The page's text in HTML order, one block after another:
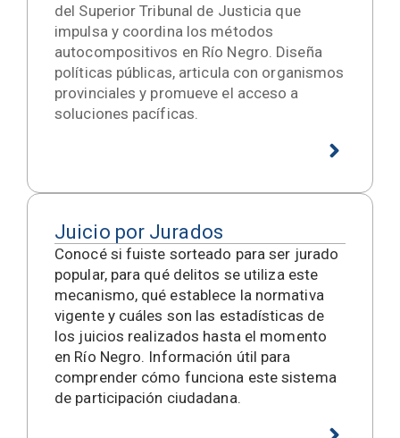
del Superior Tribunal de Justicia que
impulsa y coordina los métodos
autocompositivos en Río Negro. Diseña
políticas públicas, articula con organismos
provinciales y promueve el acceso a
soluciones pacíficas.
Juicio por Jurados
Conocé si fuiste sorteado para ser jurado
popular, para qué delitos se utiliza este
mecanismo, qué establece la normativa
vigente y cuáles son las estadísticas de
los juicios realizados hasta el momento
en Río Negro. Información útil para
comprender cómo funciona este sistema
de participación ciudadana.